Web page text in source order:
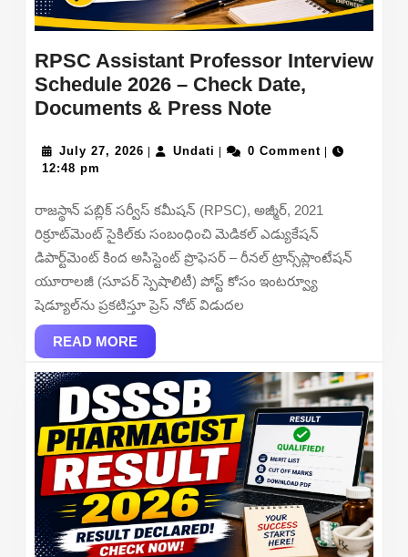
RPSC Assistant Professor Interview
Schedule 2026 – Check Date,
Documents & Press NoteRPSC
Professor
Schedule
2026
–
Check
Date,
Press
Note
July 27, 2026 July
Undati Undati0 Comment
12:48 pm
రాజస్థాన్ పబ్లిక్ సర్వీస్ కమీషన్ (RPSC), అజ్మీర్, 2021
రిక్రూట్‌మెంట్ సైకిల్‌కు సంబంధించి మెడికల్ ఎడ్యుకేషన్
డిపార్ట్‌మెంట్ కింద అసిస్టెంట్ ప్రొఫెసర్ – రీనల్ ట్రాన్స్‌ప్లాంటేషన్
యూరాలజీ (సూపర్ స్పెషాలిటీ) పోస్ట్ కోసం ఇంటర్వ్యూ
షెడ్యూల్‌ను ప్రకటిస్తూ ప్రెస్ నోట్ విడుదల
READ MOREREAD
MORE